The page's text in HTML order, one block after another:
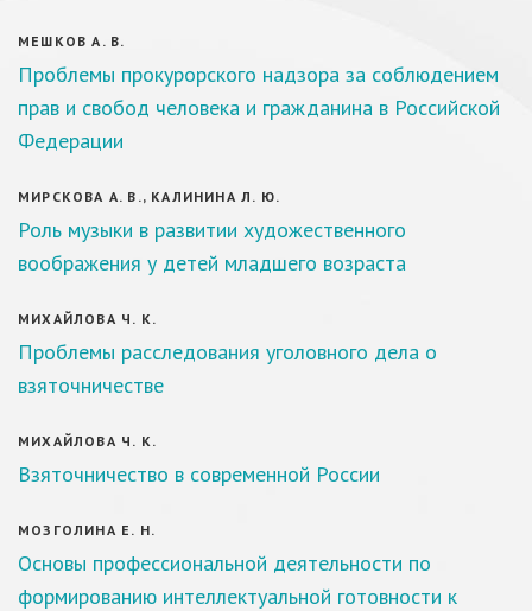
МЕШКОВ А. В.
Проблемы прокурорского надзора за соблюдением
прав и свобод человека и гражданина в Российской
Федерации
МИРСКОВА А. В., КАЛИНИНА Л. Ю.
Роль музыки в развитии художественного
воображения у детей младшего возраста
МИХАЙЛОВА Ч. К.
Проблемы расследования уголовного дела о
взяточничестве
МИХАЙЛОВА Ч. К.
Взяточничество в современной России
МОЗГОЛИНА Е. Н.
Основы профессиональной деятельности по
формированию интеллектуальной готовности к